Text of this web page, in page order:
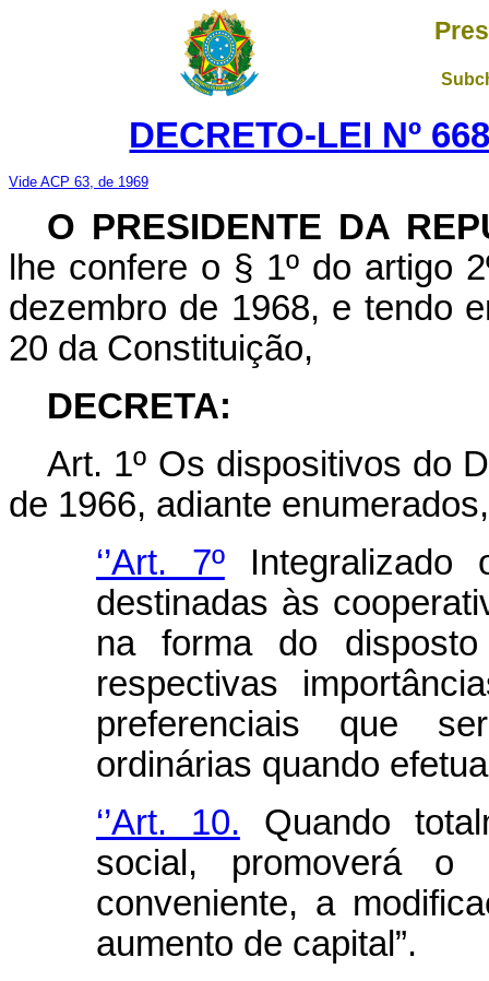
DECRETO-LEI Nº
Vide ACP 63, de 1969
O PRESIDENTE DA
lhe confere o § 1º do artigo
dezembro de 1968, e tendo
20 da Constituição,
DECRETA:
Art. 1º Os dispositivos do
de 1966, adiante
‘’Art. 7ºIntegralizado
destinadas às
na forma do
respectivas
preferenciais que
ordinárias quando
‘’Art. 10. Quando
social, promoverá o
conveniente, a
aumento de capital”.